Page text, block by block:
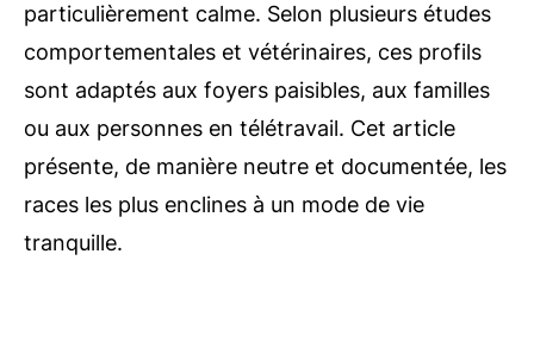
particulièrement calme. Selon plusieurs études
comportementales et vétérinaires, ces profils
sont adaptés aux foyers paisibles, aux familles
ou aux personnes en télétravail. Cet article
présente, de manière neutre et documentée, les
races les plus enclines à un mode de vie
tranquille.